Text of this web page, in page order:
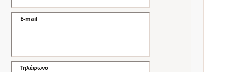
E-mail
Τηλέφωνο